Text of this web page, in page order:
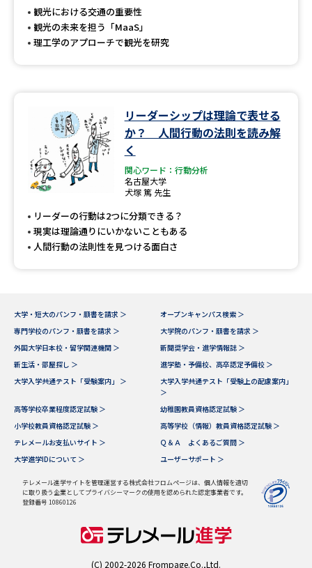
観光における交通の重要性
観光の未来を担う「MaaS」
理工学のアプローチで観光を研究
リーダーシップは理論で表せる
か？ 人間行動の法則を読み解
く
関心ワード：行動分析
名古屋大学
犬塚 篤 先生
リーダーの行動は2つに分類できる？
現実は理論通りにいかないこともある
人間行動の法則性を見つける面白さ
大学・短大のパンフ・願書を請求 ＞
オープンキャンパス検索 ＞
専門学校のパンフ・願書を請求 ＞
大学院のパンフ・願書を請求 ＞
外国大学日本校・留学関連機関 ＞
新聞奨学会・進学情報誌 ＞
新生活・部屋探し ＞
進学塾・予備校、高卒認定予備校 ＞
大学入学共通テスト「受験案内」 ＞
大学入学共通テスト「受験上の配慮案内」
＞
高等学校卒業程度認定試験 ＞
幼稚園教員資格認定試験 ＞
小学校教員資格認定試験 ＞
高等学校（情報）教員資格認定試験 ＞
テレメールお支払いサイト ＞
Ｑ＆Ａ よくあるご質問 ＞
大学進学IDについて ＞
ユーザーサポート ＞
テレメール進学サイトを管理運営する株式会社フロムページは、個人情報を適切
に取り扱う企業としてプライバシーマークの使用を認められた認定事業者です。
登録番号 10860126
(C) 2002-2026 Frompage.Co.,Ltd.